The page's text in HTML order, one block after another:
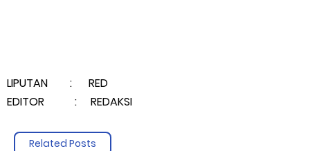
LIPUTAN : RED
EDITOR : REDAKSI
Related Posts